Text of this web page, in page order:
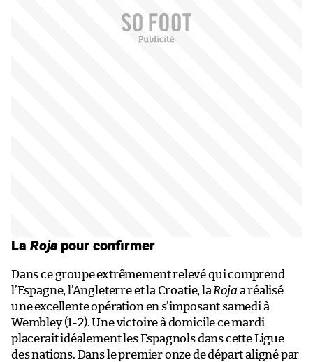
LaRoja pour confirmer
Dans ce groupe extrêmement relevé qui comprend
l’Espagne, l’Angleterre et la Croatie, la Roja a réalisé
une excellente opération en s’imposant samedi à
Wembley (1-2). Une victoire à domicile ce mardi
placerait idéalement les Espagnols dans cette Ligue
des nations. Dans le premier onze de départ aligné par